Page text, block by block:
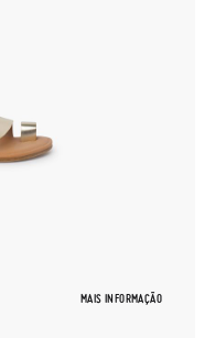
MAIS INFORMAÇÃO